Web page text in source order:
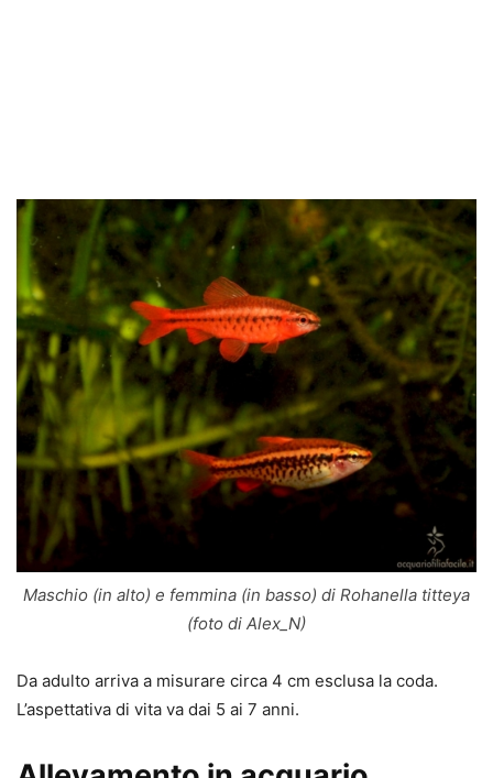
Maschio (in alto) e femmina (in basso) di Rohanella titteya
(foto di Alex_N)
Da adulto arriva a misurare circa 4 cm esclusa la coda.
L’aspettativa di vita va dai 5 ai 7 anni.